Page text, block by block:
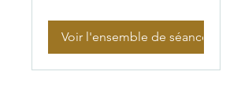
Voir l'ensemble de séances